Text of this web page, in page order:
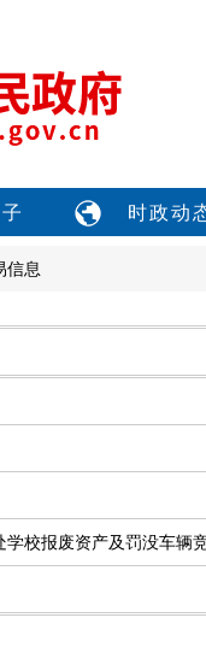
时政动
信息
校报废资产及罚没车辆